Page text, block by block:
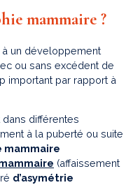
mammaire ?
à un développement
ou sans excédent de
important par rapport à
dans différentes
à la puberté ou suite
mammaire
(affaissement
d’asymétrie